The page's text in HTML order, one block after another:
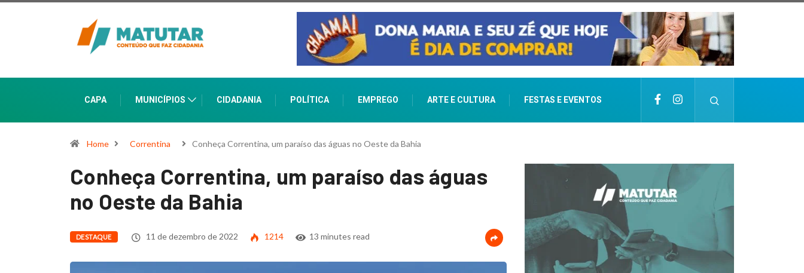
CAPA MUNICÍPIOS CIDADANIA POLÍTICA EMPREGO ARTE E CULTURA FESTAS E EVENTOS
Home Correntina Conheça Correntina, um paraíso das águas no Oeste da Bahia
Conheça Correntina, um paraíso das águas
no Oeste da Bahia
DESTAQUE 11 de dezembro de 2022 1214 13 minutes read